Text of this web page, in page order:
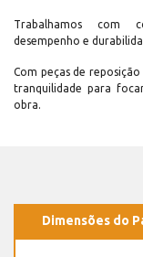
Trabalhamos com
desempenho e
Com peças de
tranquilidade para
obra.
Dimensões do